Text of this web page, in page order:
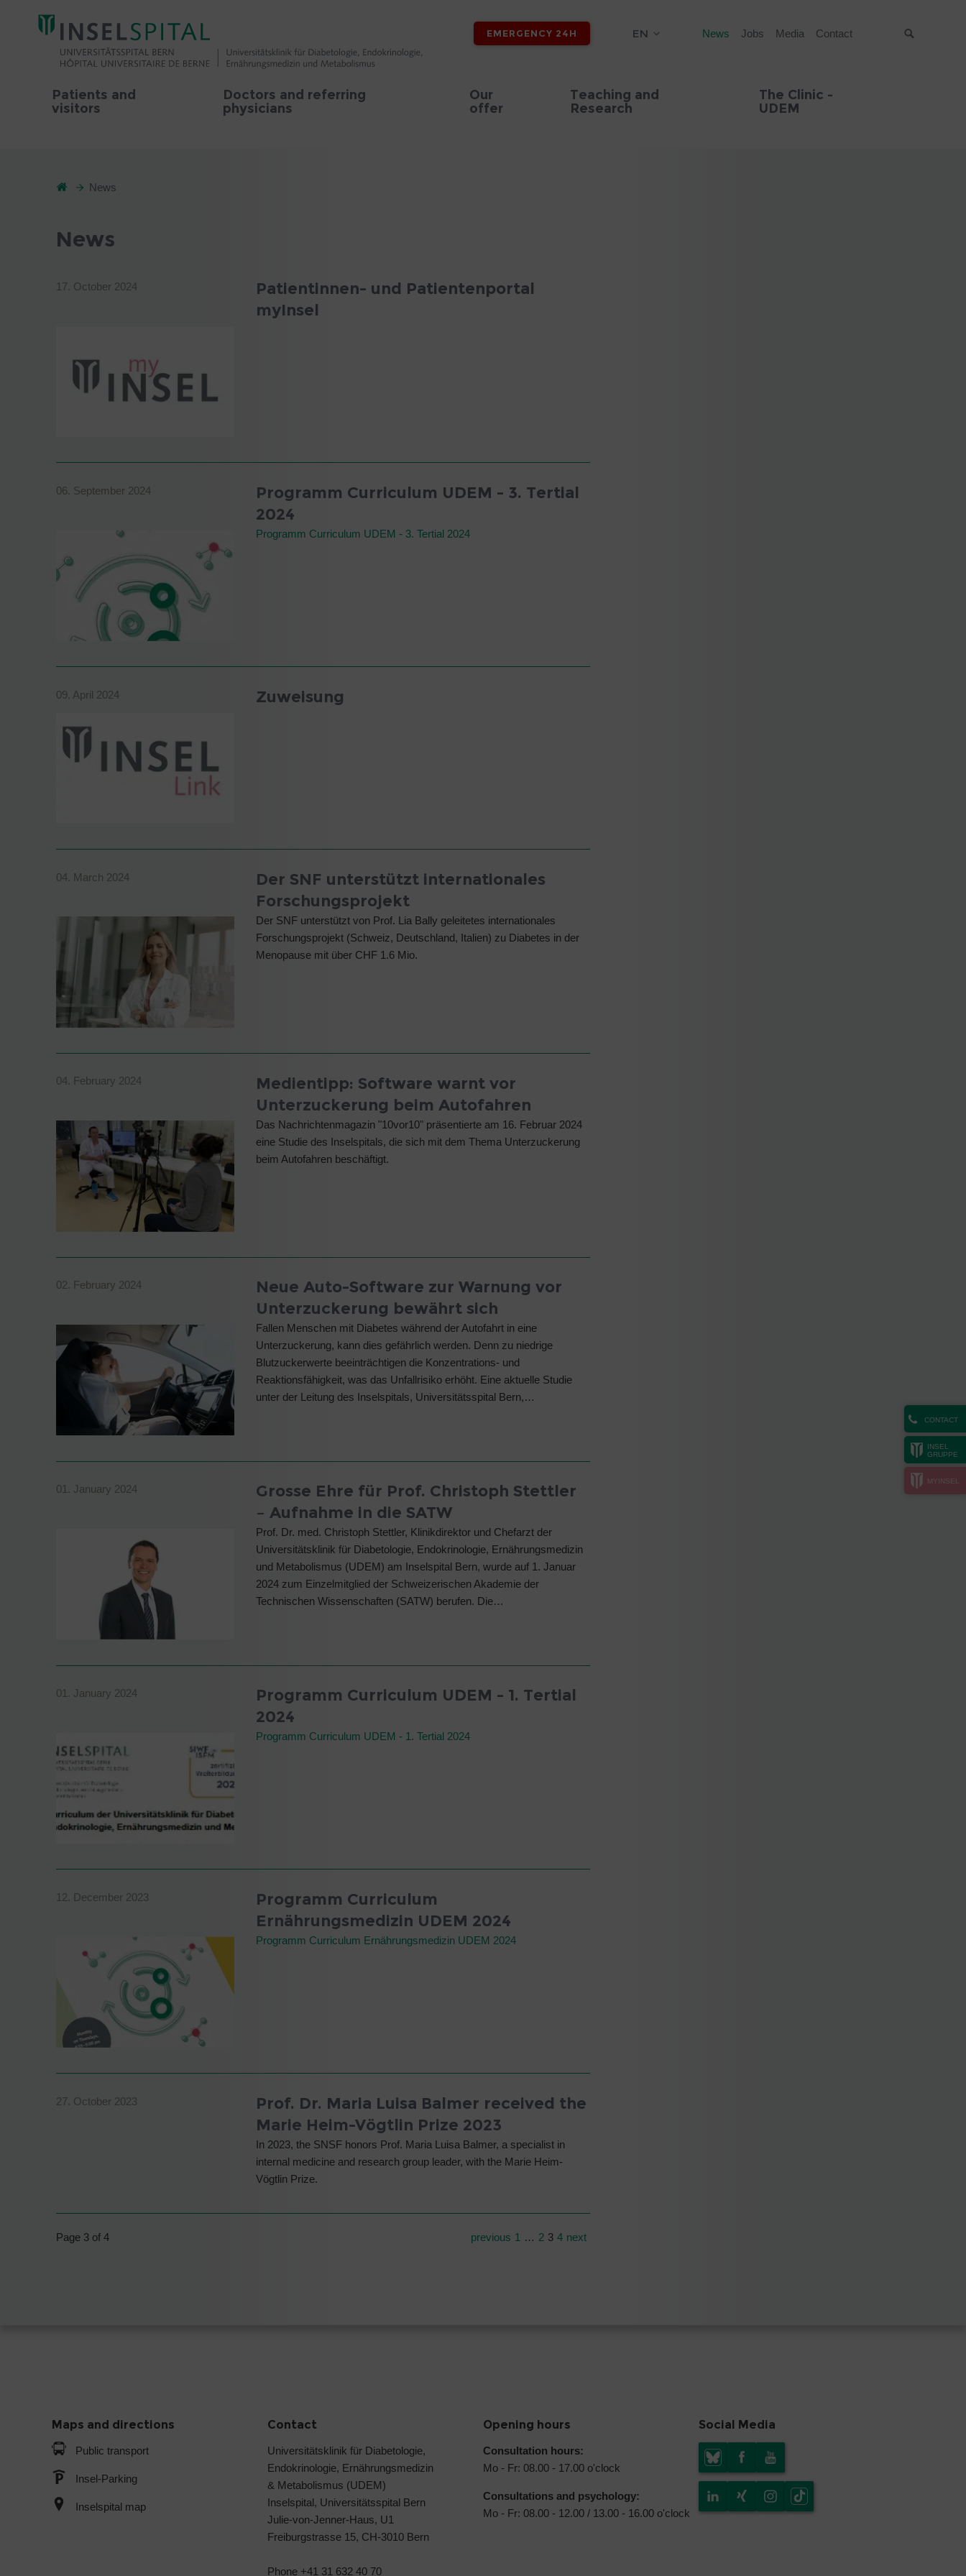
EMERGENCY 24H EN News Jobs Media Contact
Patients and
visitors
Doctors and referring
physicians
Our
offer
Teaching and
Research
The Clinic -
UDEM
CONTACT
INSEL
GRUPPE
MYINSEL
News
News
17. October 2024
Patientinnen- und Patientenportal
myInsel
06. September 2024
Programm Curriculum UDEM - 3. Tertial
2024
Programm Curriculum UDEM - 3. Tertial 2024
09. April 2024 Zuweisung
04. March 2024
Der SNF unterstützt internationales
Forschungsprojekt
Der SNF unterstützt von Prof. Lia Bally geleitetes internationales
Forschungsprojekt (Schweiz, Deutschland, Italien) zu Diabetes in der
Menopause mit über CHF 1.6 Mio.
04. February 2024
Medientipp: Software warnt vor
Unterzuckerung beim Autofahren
Das Nachrichtenmagazin "10vor10" präsentierte am 16. Februar 2024
eine Studie des Inselspitals, die sich mit dem Thema Unterzuckerung
beim Autofahren beschäftigt.
02. February 2024
Neue Auto-Software zur Warnung vor
Unterzuckerung bewährt sich
Fallen Menschen mit Diabetes während der Autofahrt in eine
Unterzuckerung, kann dies gefährlich werden. Denn zu niedrige
Blutzuckerwerte beeinträchtigen die Konzentrations- und
Reaktionsfähigkeit, was das Unfallrisiko erhöht. Eine aktuelle Studie
unter der Leitung des Inselspitals, Universitätsspital Bern,…
01. January 2024
Grosse Ehre für Prof. Christoph Stettler
– Aufnahme in die SATW
Prof. Dr. med. Christoph Stettler, Klinikdirektor und Chefarzt der
Universitätsklinik für Diabetologie, Endokrinologie, Ernährungsmedizin
und Metabolismus (UDEM) am Inselspital Bern, wurde auf 1. Januar
2024 zum Einzelmitglied der Schweizerischen Akademie der
Technischen Wissenschaften (SATW) berufen. Die…
01. January 2024
Programm Curriculum UDEM - 1. Tertial
2024
Programm Curriculum UDEM - 1. Tertial 2024
12. December 2023
Programm Curriculum
Ernährungsmedizin UDEM 2024
Programm Curriculum Ernährungsmedizin UDEM 2024
27. October 2023
Prof. Dr. Maria Luisa Balmer received the
Marie Heim-Vögtlin Prize 2023
In 2023, the SNSF honors Prof. Maria Luisa Balmer, a specialist in
internal medicine and research group leader, with the Marie Heim-
Vögtlin Prize.
Page 3 of 4 previous 1 … 2 3 4 next
Maps and directions
Public transport
Insel-Parking
Inselspital map
Contact
Universitätsklinik für Diabetologie,
Endokrinologie, Ernährungsmedizin
& Metabolismus (UDEM)
Inselspital, Universitätsspital Bern
Julie-von-Jenner-Haus, U1
Freiburgstrasse 15, CH-3010 Bern
Phone +41 31 632 40 70
Opening hours
Consultation hours:
Mo - Fr: 08.00 - 17.00 o'clock
Consultations and psychology:
Mo - Fr: 08.00 - 12.00 / 13.00 - 16.00 o'clock
Social Media